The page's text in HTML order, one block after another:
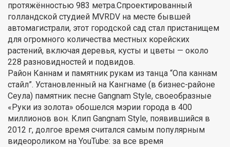
протяжённостью 983 метра.Спроектированный
голландской студией MVRDV на месте бывшей
автомагистрали, этот городской сад стал пристанищем
для огромного количества местных корейских
растений, включая деревья, кусты и цветы — около
228 разновидностей и подвидов.
Район Каннам и памятник рукам из танца “Опа каннам
стайл”. Установленный на Кангнаме (в бизнес-районе
Сеула) памятник песне Gangnam Style, своеобразные
«Руки из золота» обошелся мэрии города в 400
миллионов вон. Клип Gangnam Style, появившийся в
2012 г, долгое время считался самым популярным
видеороликом на YouTube: за все время